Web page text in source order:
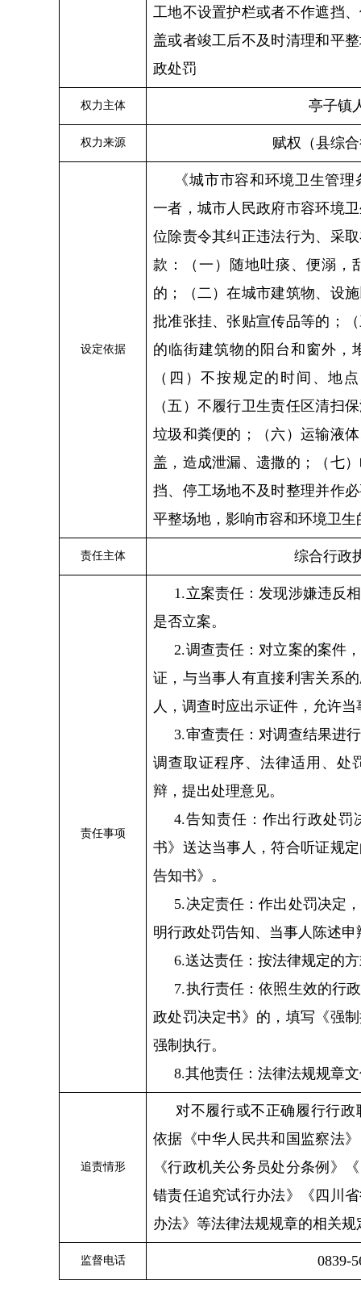
工地不设置护栏或者不作遮挡
盖或者竣工后不及时清理和平
政处罚
权力主体 亭子镇
权力来源 赋权（县综
设定依据
《城市市容和环境卫生管
一者，城市人民政府市容环境
位除责令其纠正违法行为、采
款：
（ 一 ） 随地吐痰、便溺，
的；
（二 ）在城市建筑物、设
批准张挂、张贴宣传品等的；
（
的临街建筑物的阳台和窗外，
（ 四 ）不按规定的时间、地
（五 ） 不履行卫生责任区清扫
垃圾和粪便的；
（ 六 ） 运输液
盖，造成泄漏、遗撒的；
（ 七）
挡、停工场地不及时整理并作
平整场地，影响市容和环境卫生
责任主体 综合行政
责任事项
1.立案责任：发现涉嫌违反
是否立案。
2.调查责任：对立案的案件
证，与当事人有直接利害关系
人，调查时应出示证件，允许
3.审查责任：对调查结果进
调查取证程序、法律适用、处
辩，提出处理意见。
4.告知责任：作出行政处罚
书》送达当事人，符合听证规
告知书》。
5.决定责任：作出处罚决定
明行政处罚告知、当事人陈述
6.送达责任：按法律规定的
7.执行责任：依照生效的行
政处罚决定书》的，填写《强
强制执行。
8.其他责任：法律法规规章
追责情形
对不履行或不正确履行行
依据《中华人民共和国监察法
《行政机关公务员处分条例》
错责任追究试行办法》《四川
办法》等法律法规规章的相关
监督电话 0839-5